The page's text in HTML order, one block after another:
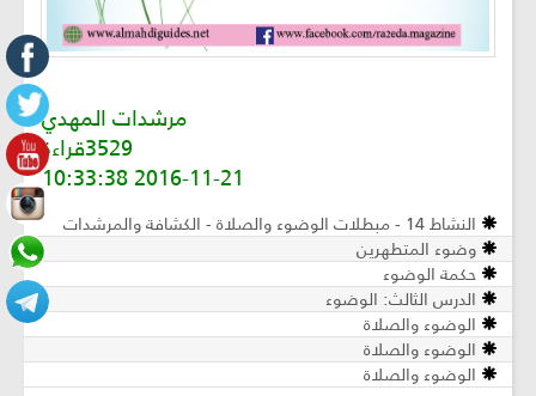
مرشدات المهدي
3529قراءة
2016-11-21 10:33:38
النشاط 14 - مبطلات الوضوء والصلاة - الكشافة والمرشدات
وضوء المتطهرين
حكمة الوضوء
الدرس الثالث: الوضوء
الوضوء والصلاة
الوضوء والصلاة
الوضوء والصلاة